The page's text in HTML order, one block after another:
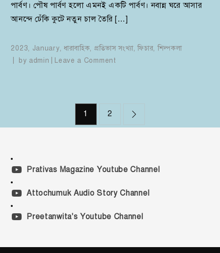
পার্বণ। পৌষ পার্বণ হলো এমনই একটি পার্বণ। নবান্ন ঘরে আসার
আনন্দে ঢেঁকি কুটে নতুন চাল তৈরি […]
2023, January, ধারাবাহিক, প্রতিভাস সংখ্যা,ফিচার,শিল্পকলা
by admin Leave a Comment
1 2
Prativas Magazine Youtube Channel
Attochumuk Audio Story Channel
Preetanwita's Youtube Channel